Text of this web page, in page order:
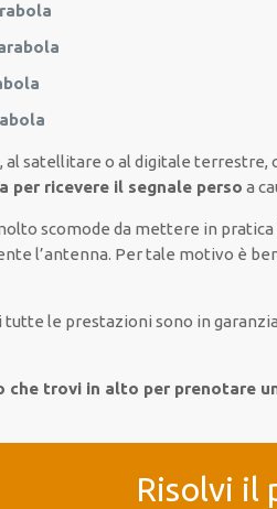
al satellitare o al digitale terrestre,
per ricevere il segnale perso a
scomode da mettere in pratica
l’antenna. Per tale motivo è
tutte le prestazioni sono in garanzia
che trovi in alto per prenotare
Risolvi il